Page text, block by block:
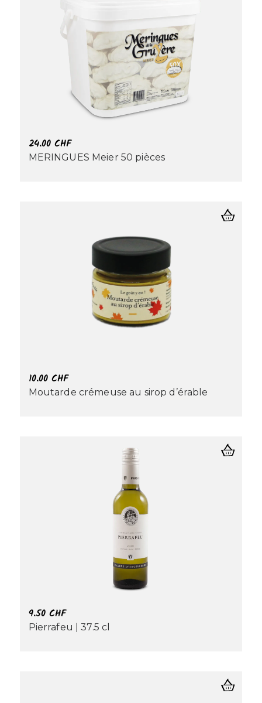
24.00 CHF
MERINGUES Meier 50 pièces
10.00 CHF
Moutarde crémeuse au sirop d’érable
9.50 CHF
Pierrafeu | 37.5 cl